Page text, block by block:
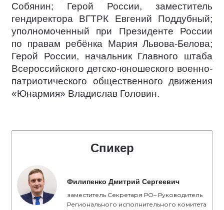
Собянин; Герой России, заместитель
гендиректора ВГТРК Евгений Поддубный;
уполномоченный при Президенте России
по правам ребёнка Мария Львова-Белова;
Герой России, начальник Главного штаба
Всероссийского детско-юношеского военно-
патриотического общественного движения
«Юнармия» Владислав Головин.
Спикер
Филипенко Дмитрий Сергеевич
заместитель Секретаря РО– Руководитель
Регионального исполнительного комитета